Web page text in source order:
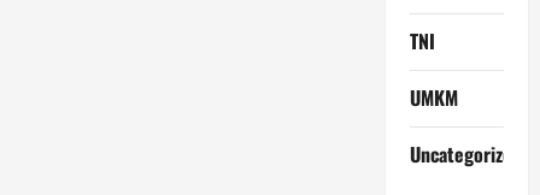
TNI
UMKM
Uncategorized